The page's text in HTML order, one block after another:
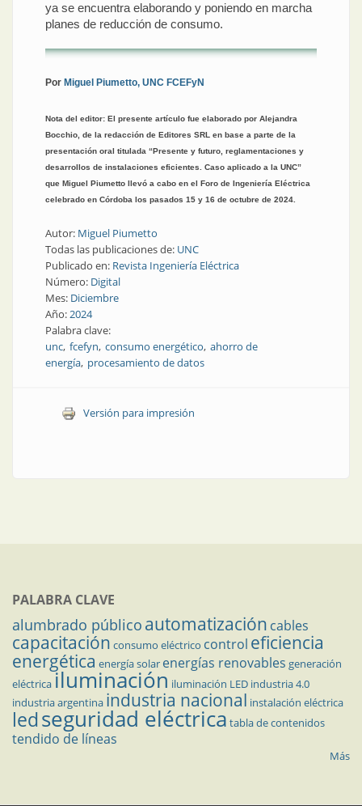
ya se encuentra elaborando y poniendo en marcha
planes de reducción de consumo.
Por Miguel Piumetto, UNC FCEFyN
Nota del editor: El presente artículo fue elaborado por Alejandra
Bocchio, de la redacción de Editores SRL en base a parte de la
presentación oral titulada “Presente y futuro, reglamentaciones y
desarrollos de instalaciones eficientes. Caso aplicado a la UNC”
que Miguel Piumetto llevó a cabo en el Foro de Ingeniería Eléctrica
celebrado en Córdoba los pasados 15 y 16 de octubre de 2024.
Autor: Miguel Piumetto
Todas las publicaciones de: UNC
Publicado en: Revista Ingeniería Eléctrica
Número: Digital
Mes: Diciembre
Año: 2024
Palabra clave:
unc fcefyn consumo energético ahorro de
energía procesamiento de datos
Versión para impresión
PALABRA CLAVE
alumbrado público automatización cables
capacitación consumo eléctrico control eficiencia
energética energía solar energías renovables generación
eléctricailuminación iluminación LED industria 4.0
industria argentina industria nacional instalación eléctrica
ledseguridad eléctrica tabla de contenidos
tendido de líneas
Más